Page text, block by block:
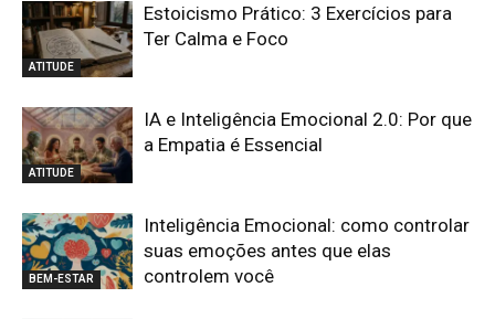
ATITUDE
Estoicismo Prático: 3 Exercícios para
Ter Calma e Foco
ATITUDE
IA e Inteligência Emocional 2.0: Por que
a Empatia é Essencial
BEM-ESTAR
Inteligência Emocional: como controlar
suas emoções antes que elas
controlem você